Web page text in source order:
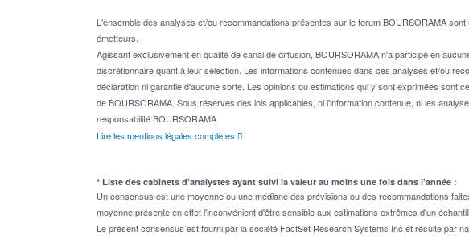
L'ensemble des analyses et/ou recommandations présentes sur le forum BOURSORAMA
émetteurs.
Agissant exclusivement en qualité de canal de diffusion, BOURSORAMA n'a participé en
discrétionnaire quant à leur sélection. Les informations contenues dans ces analyses et/ou
déclaration ni garantie d'aucune sorte. Les opinions ou estimations qui y sont exprimées sont
de BOURSORAMA. Sous réserves des lois applicables, ni l'information contenue, ni les
responsabilité BOURSORAMA.
Lire les mentions légales complètes
* Liste des cabinets d'analystes ayant suivi la valeur au moins une fois dans l'année :
Un consensus est une moyenne ou une médiane des prévisions ou des recommandations
moyenne présente en effet l'inconvénient d'être sensible aux estimations extrêmes d'un
Le présent consensus est fourni par la société FactSet Research Systems Inc et résulte par